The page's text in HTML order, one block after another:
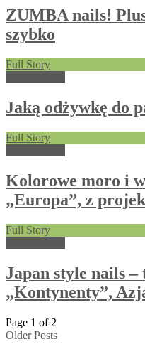
ZUMBA nails!
szybko
Full Story
Jaką odżywkę do
Full Story
Kolorowe moro i
„Europa”, z
Full Story
Japan style nails
„Kontynenty”,
Page 1 of 2
Older Posts